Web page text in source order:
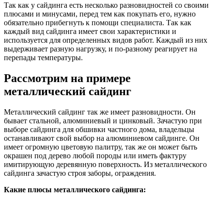
Так как у сайдинга есть несколько разновидностей со своими
плюсами и минусами, перед тем как покупать его, нужно
обязательно прибегнуть к помощи специалиста. Так как
каждый вид сайдинга имеет свои характеристики и
используется для определенных видов работ. Каждый из них
выдерживает разную нагрузку, и по-разному реагирует на
перепады температуры.
Рассмотрим на примере
металлический сайдинг
Металлический сайдинг так же имеет разновидности. Он
бывает стальной, алюминиевый и цинковый. Зачастую при
выборе сайдинга для обшивки частного дома, владельцы
останавливают свой выбор на алюминиевом сайдинге. Он
имеет огромную цветовую палитру, так же он может быть
окрашен под дерево любой породы или иметь фактуру
имитирующую деревянную поверхность. Из металлического
сайдинга зачастую строя заборы, ограждения.
Какие плюсы металлического сайдинга: